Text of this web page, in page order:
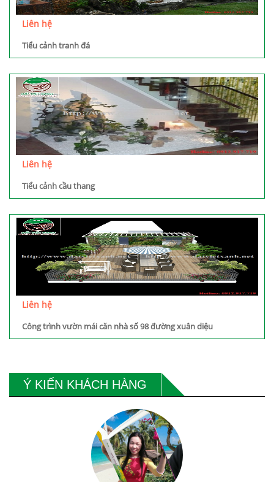
Liên hệ
Tiểu cảnh tranh đá
Liên hệ
Tiểu cảnh cầu thang
Liên hệ
Công trình vườn mái căn nhà số 98 đường xuân diệu
Ý KIẾN KHÁCH HÀNG